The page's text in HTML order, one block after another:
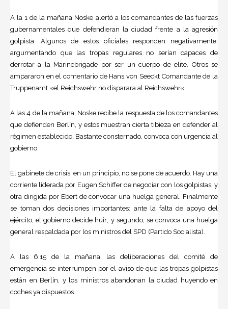
A la 1 de la mañana Noske alertó a los comandantes de las fuerzas
gubernamentales que defendieran la ciudad frente a la agresión
golpista. Algunos de estos oficiales responden negativamente,
argumentando que las tropas regulares no serían capaces de
derrotar a la Marinebrigade por ser un cuerpo de elite. Otros se
ampararon en el comentario de Hans von Seeckt Comandante de la
Truppenamt «el Reichswehr no disparara al Reichswehr«.
A las 4 de la mañana, Noske recibe la respuesta de los comandantes
que defienden Berlín, y estos muestran cierta tibieza en defender al
régimen establecido. Bastante consternado, convoca con urgencia al
gobierno.
El gabinete de crisis, en un principio, no se pone de acuerdo. Hay una
corriente liderada por Eugen Schiffer de negociar con los golpistas, y
otra dirigida por Ebert de convocar una huelga general. Finalmente
se toman dos decisiones importantes: ante la falta de apoyo del
ejército, el gobierno decide huir; y segundo, se convoca una huelga
general respaldada por los ministros del SPD (Partido Socialista).
A las 6:15 de la mañana, las deliberaciones del comité de
emergencia se interrumpen por el aviso de que las tropas golpistas
están en Berlín, y los ministros abandonan la ciudad huyendo en
coches ya dispuestos.